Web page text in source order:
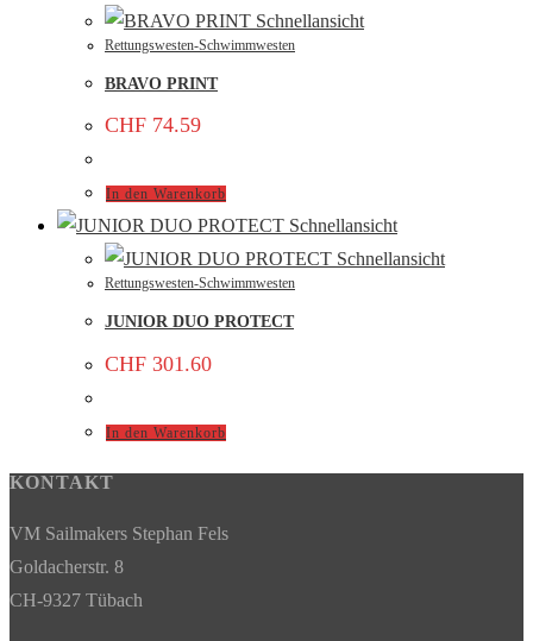
Schnellansicht
Rettungswesten-Schwimmwesten
BRAVO PRINT
CHF 74.59
In den Warenkorb
Schnellansicht
Schnellansicht
Rettungswesten-Schwimmwesten
JUNIOR DUO PROTECT
CHF 301.60
In den Warenkorb
KONTAKT
VM Sailmakers Stephan Fels
Goldacherstr. 8
CH-9327 Tübach